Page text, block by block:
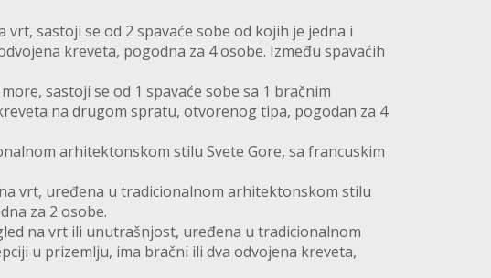
vrt, sastoji se od 2 spavaće sobe od kojih je jedna i
kreveta, pogodna za 4 osobe. Između spavaćih
sastoji se od 1 spavaće sobe sa 1 bračnim
na drugom spratu, otvorenog tipa, pogodan za 4
arhitektonskom stilu Svete Gore, sa francuskim
vrt, uređena u tradicionalnom arhitektonskom stilu
za 2 osobe.
na vrt ili unutrašnjost, uređena u tradicionalnom
u prizemlju, ima bračni ili dva odvojena kreveta,